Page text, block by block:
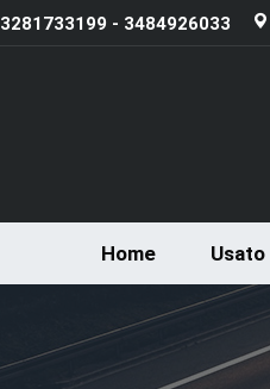
3281733199 - 3484926033
Home Usato